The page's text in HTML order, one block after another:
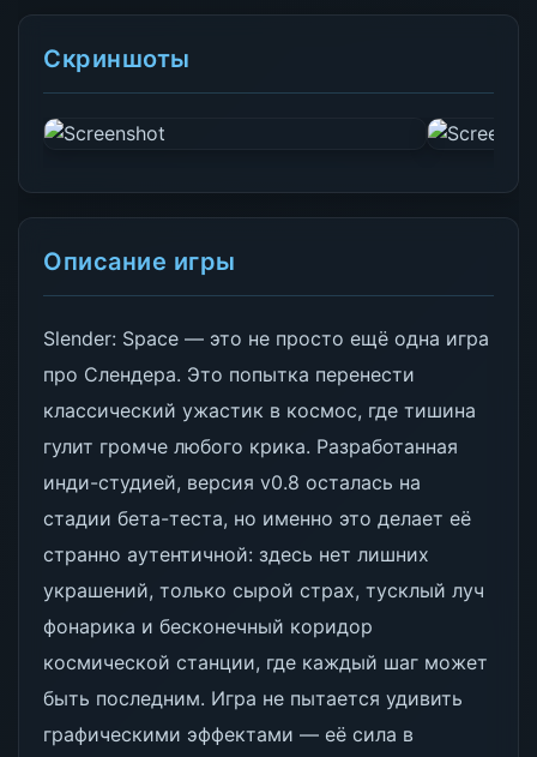
Скриншоты
Описание игры
Slender: Space — это не просто ещё одна игра
про Слендера. Это попытка перенести
классический ужастик в космос, где тишина
гулит громче любого крика. Разработанная
инди-студией, версия v0.8 осталась на
стадии бета-теста, но именно это делает её
странно аутентичной: здесь нет лишних
украшений, только сырой страх, тусклый луч
фонарика и бесконечный коридор
космической станции, где каждый шаг может
быть последним. Игра не пытается удивить
графическими эффектами — её сила в